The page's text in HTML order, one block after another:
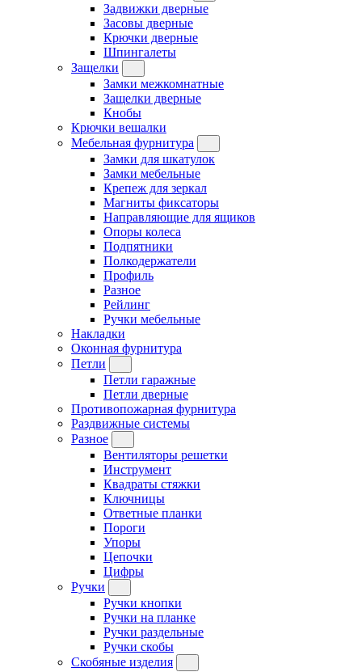
Задвижки дверные
Засовы дверные
Крючки дверные
Шпингалеты
Защелки
Замки межкомнатные
Защелки дверные
Кнобы
Крючки вешалки
Мебельная фурнитура
Замки для шкатулок
Замки мебельные
Крепеж для зеркал
Магниты фиксаторы
Направляющие для ящиков
Опоры колеса
Подпятники
Полкодержатели
Профиль
Разное
Рейлинг
Ручки мебельные
Накладки
Оконная фурнитура
Петли
Петли гаражные
Петли дверные
Противопожарная фурнитура
Раздвижные системы
Разное
Вентиляторы решетки
Инструмент
Квадраты стяжки
Ключницы
Ответные планки
Пороги
Упоры
Цепочки
Цифры
Ручки
Ручки кнопки
Ручки на планке
Ручки раздельные
Ручки скобы
Скобяные изделия